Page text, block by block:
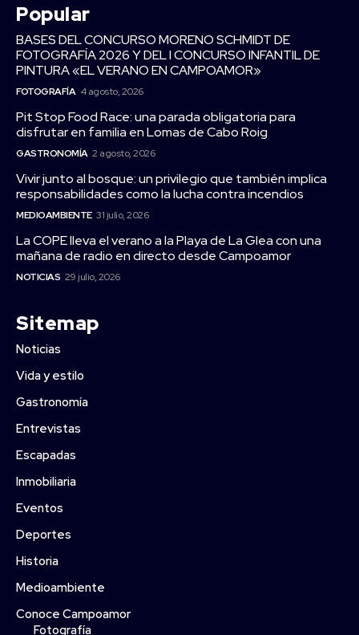
Popular
BASES DEL CONCURSO MORENO SCHMIDT DE
FOTOGRAFÍA 2026 Y DEL I CONCURSO INFANTIL DE
PINTURA «EL VERANO EN CAMPOAMOR»
FOTOGRAFÍA 4 agosto, 2026
Pit Stop Food Race: una parada obligatoria para
disfrutar en familia en Lomas de Cabo Roig
GASTRONOMÍA 2 agosto, 2026
Vivir junto al bosque: un privilegio que también implica
responsabilidades como la lucha contra incendios
MEDIOAMBIENTE 31 julio, 2026
La COPE lleva el verano a la Playa de La Glea con una
mañana de radio en directo desde Campoamor
NOTICIAS 29 julio, 2026
Sitemap
Noticias
Vida y estilo
Gastronomía
Entrevistas
Escapadas
Inmobiliaria
Eventos
Deportes
Historia
Medioambiente
Conoce Campoamor
Fotografía